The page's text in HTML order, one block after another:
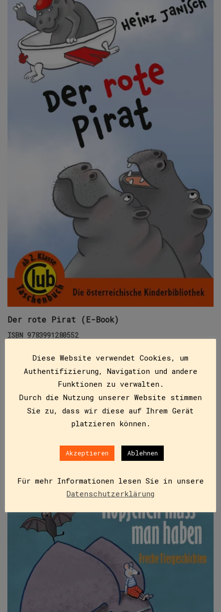
Der rote Pirat (E-Book)
ISBN 9783991280552
In seinem Buch „Der rote Pirat“ erzählt Heinz
Janisch fünf wundersame Geschichten, in denen alles
möglich ist. Da wird ein Pelikan aus Stein plötzlich
Diese Website verwendet Cookies, um
Authentifizierung, Navigation und andere
Funktionen zu verwalten.
Durch die Nutzung unserer Website stimmen
Sie zu, dass wir diese auf Ihrem Gerät
platzieren können.
Akzeptieren Ablehnen
Für mehr Informationen lesen Sie in unsere
Datenschutzerklärung